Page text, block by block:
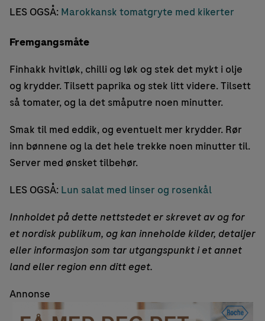
LES OGSÅ: Marokkansk tomatgryte med kikerter
Fremgangsmåte
Finhakk hvitløk, chilli og løk og stek det mykt i olje
og krydder. Tilsett paprika og stek litt videre. Tilsett
så tomater, og la det småputre noen minutter.
Smak til med eddik, og eventuelt mer krydder. Rør
inn bønnene og la det hele trekke noen minutter til.
Server med ønsket tilbehør.
LES OGSÅ: Lun salat med linser og rosenkål
Innholdet på dette nettstedet er skrevet av og for
et nordisk publikum, og kan inneholde kilder, detaljer
eller informasjon som tar utgangspunkt i et annet
land eller region enn ditt eget.
Annonse